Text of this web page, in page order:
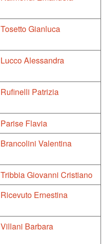
Tosetto Gianluca
Lucco Alessandra
Rufinelli Patrizia
Parise Flavia
Brancolini Valentina
Tribbia Giovanni Cristiano
Ricevuto Ernestina
Villani Barbara